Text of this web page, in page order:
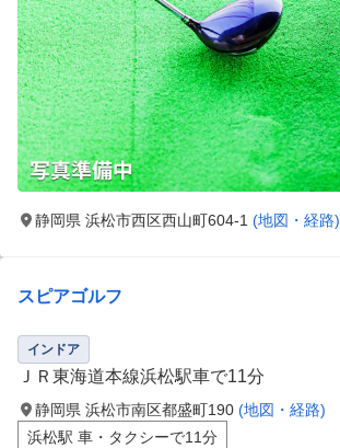
静岡県 浜松市西区西山町604-1 (地図・経路)
スピアゴルフ
インドア
ＪＲ東海道本線浜松駅車で11分
静岡県 浜松市南区都盛町190 (地図・経路)
浜松駅 車・タクシーで11分